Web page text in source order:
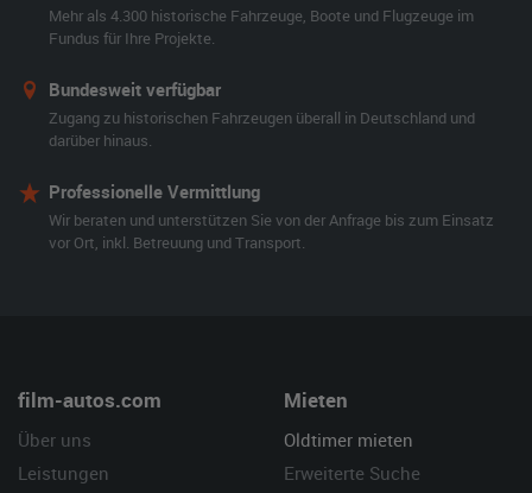
Mehr als 4.300 historische Fahrzeuge, Boote und Flugzeuge im
Fundus für Ihre Projekte.
Bundesweit verfügbar
Zugang zu historischen Fahrzeugen überall in Deutschland und
darüber hinaus.
Professionelle Vermittlung
Wir beraten und unterstützen Sie von der Anfrage bis zum Einsatz
vor Ort, inkl. Betreuung und Transport.
film-autos.com
Über uns
Leistungen
Mieten
Oldtimer mieten
Erweiterte Suche